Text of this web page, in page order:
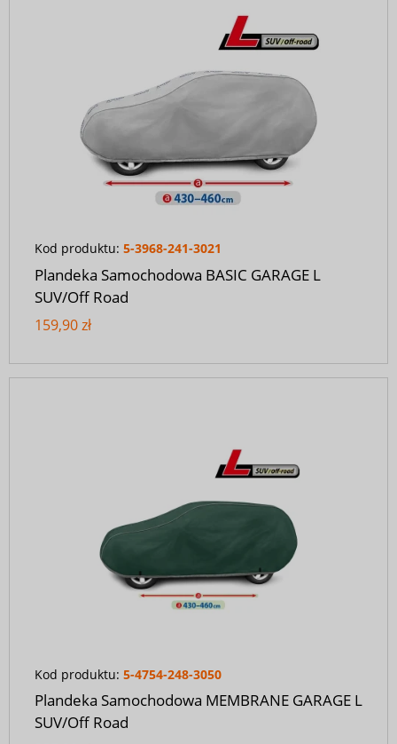
Kod produktu: 5-3968-241-3021
Plandeka Samochodowa BASIC GARAGE L
SUV/Off Road
159,90 zł
Kod produktu: 5-4754-248-3050
Plandeka Samochodowa MEMBRANE GARAGE L
SUV/Off Road